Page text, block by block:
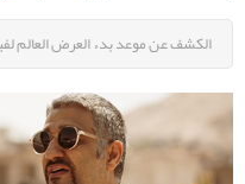
الكشف عن موعد بدء العرض العالم